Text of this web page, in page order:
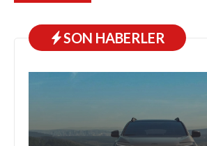
SON HABERLER